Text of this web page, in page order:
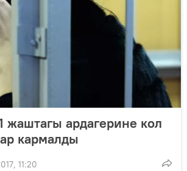
жаштагы ардагерине кол
кармалды
11:20